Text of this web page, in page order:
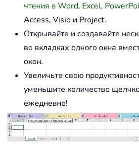
чтения в Word, Excel,
Access, Visio и Project.
Открывайте и создавайте
во вкладках одного окна
окон.
Увеличьте свою
уменьшите количество
ежедневно!